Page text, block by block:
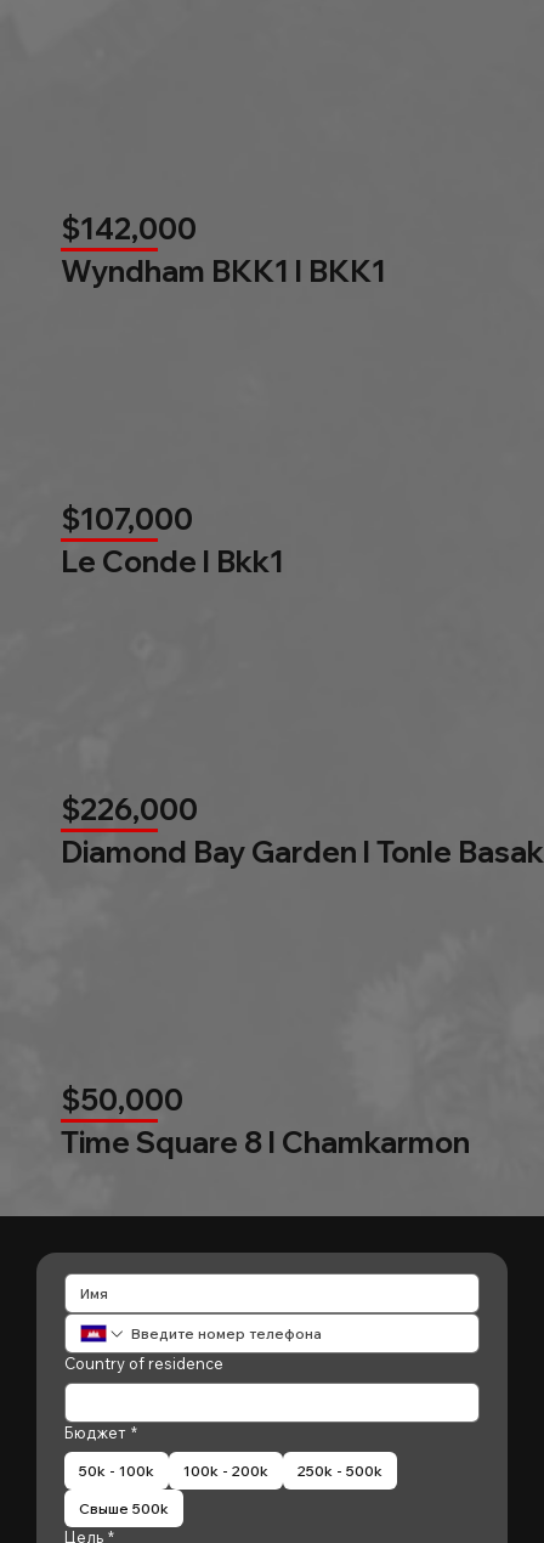
$142,000
Wyndham BKK1 l BKK1
$107,000
Le Conde l Bkk1
$226,000
Diamond Bay Garden l Tonle Basak
$50,000
Time Square 8 l Chamkarmon
Country of residence
Бюджет *
50k - 100k 100k - 200k 250k - 500k
Свыше 500k
Цель *